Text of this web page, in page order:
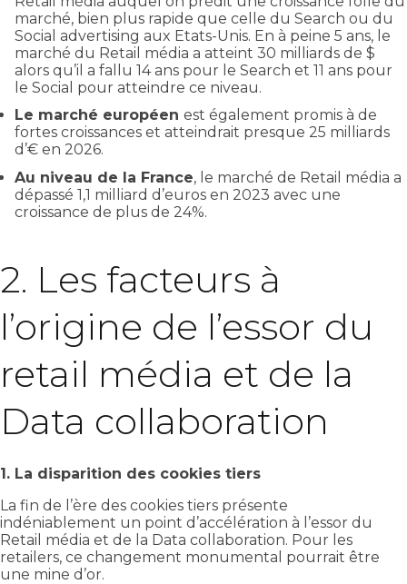
marché, bien plus rapide que celle du Search ou du
Social advertising aux Etats-Unis. En à peine 5 ans, le
marché du Retail média a atteint 30 milliards de $
alors qu’il a fallu 14 ans pour le Search et 11 ans pour
le Social pour atteindre ce niveau.
Le marché européen est également promis à de
fortes croissances et atteindrait presque 25 milliards
d’€ en 2026.
Au niveau de la France, le marché de Retail média a
dépassé 1,1 milliard d’euros en 2023 avec une
croissance de plus de 24%.
2. Les facteurs à
l’origine de l’essor du
retail média et de la
Data collaboration
1. La disparition des cookies tiers
La fin de l’ère des cookies tiers présente
indéniablement un point d’accélération à l’essor du
Retail média et de la Data collaboration. Pour les
retailers, ce changement monumental pourrait être
une mine d’or.